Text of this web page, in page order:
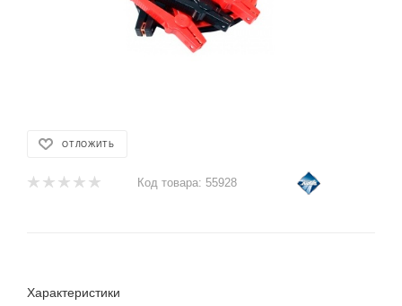
ОТЛОЖИТЬ
Код товара: 55928
Характеристики